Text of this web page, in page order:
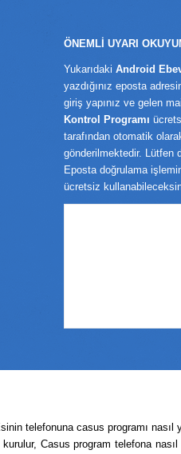
ÖNEMLİ UYARI
Yukarıdaki Android
yazdığınız eposta
giriş yapınız ve gelen
Kontrol Programı
tarafından otomatik
gönderilmektedir. Lütfen
Eposta doğrulama
ücretsiz
telefonuna casus programı
Casus program telefona